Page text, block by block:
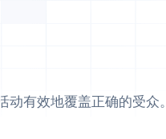
动有效地覆盖正确的受众。